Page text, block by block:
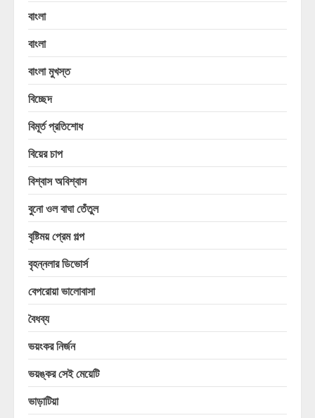
বাংলা
বাংলা
বাংলা মুখস্ত
বিচ্ছেদ
বিমূর্ত প্রতিশোধ
বিয়ের চাপ
বিশ্বাস অবিশ্বাস
বুনো ওল বাঘা তেঁতুল
বৃষ্টিময় প্রেম গল্প
বৃহন্নলার ডিভোর্স
বেপরোয়া ভালোবাসা
বৈধব্য
ভয়ংকর নির্জন
ভয়ঙ্কর সেই মেয়েটি
ভাড়াটিয়া